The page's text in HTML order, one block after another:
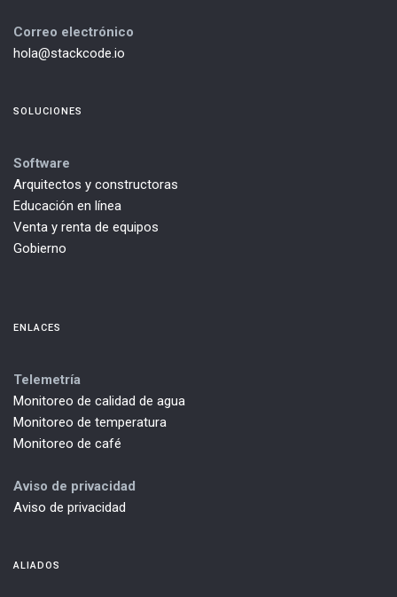
Correo electrónico
hola@stackcode.io
SOLUCIONES
Software
Arquitectos y constructoras
Educación en línea
Venta y renta de equipos
Gobierno
ENLACES
Telemetría
Monitoreo de calidad de agua
Monitoreo de temperatura
Monitoreo de café
Aviso de privacidad
Aviso de privacidad
ALIADOS